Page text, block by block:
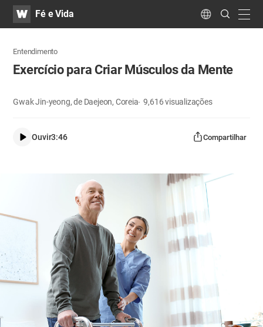
WATVFé e Vida Language
Search
Submit
Entendimento
Exercício para Criar Músculos da Mente
Gwak Jin-yeong, de Daejeon, Coreia 9,616visualizações
Ouvir3:46 Compartilhar